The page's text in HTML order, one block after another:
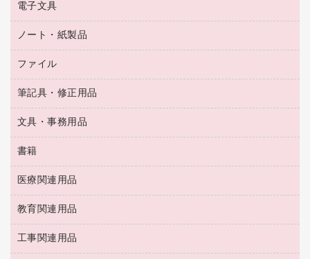
ハンドソープ・石鹸
トイレ用品
トイレ用洗剤
ティッシュペーパー
ダストボックス
タオル・アメニティ用品
スリッパ・サンダル・シューズ
スポーツ・レジャー用品
ゴミ袋
キッチン用品
タイムレコーダー
シュレッダ
ＯＨＰ用品
フィルム・カメラ用品
デスクライト
アルバム
掃除機・クリーナー
空調・季節家電
その他電化製品
キッチン・調理家電
ＯＡタップ／延長コード
電子文具
電卓
ラベルテープ
その他電子文具
ノート・紙製品
封筒
粘着メモ
伝票
典礼用品
帳簿
額縁
各種用紙
ルーズリーフ
ファイル
名刺整理用品
板目表紙・綴込表紙
背幅が伸びるファイル
統一伝票用ファイル
収納保存用品
レターファイル
リングファイル
筆記具・修正用品
万年筆
筆ペン
消しゴム
修正液・修正ペン
修正テープ
鉛筆
文具・事務用品
輪ゴム
両面テープ
名札
保管・整理用品
壁面／足元収納
書籍
パソコンソフト
医療関連用品
保健用品
使い捨て手袋
感染症対策用品
教育関連用品
教育関連用品
工事関連用品